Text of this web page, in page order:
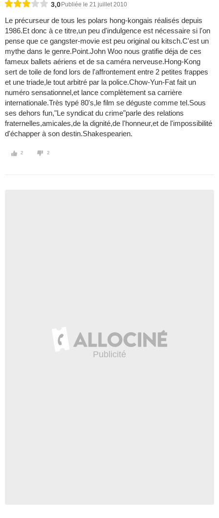
3,0 Publiée le 21 juillet 2010
Le précurseur de tous les polars hong-kongais réalisés depuis
1986.Et donc à ce titre,un peu d'indulgence est nécessaire si l'on
pense que ce gangster-movie est peu original ou kitsch.C'est un
mythe dans le genre.Point.John Woo nous gratifie déja de ces
fameux ballets aériens et de sa caméra nerveuse.Hong-Kong
sert de toile de fond lors de l'affrontement entre 2 petites frappes
et une triade,le tout arbitré par la police.Chow-Yun-Fat fait un
numéro sensationnel,et lance complètement sa carrière
internationale.Très typé 80's,le film se déguste comme tel.Sous
ses dehors fun,"Le syndicat du crime"parle des relations
fraternelles,amicales,de la dignité,de l'honneur,et de l'impossibilité
d'échapper à son destin.Shakespearien.
2 2